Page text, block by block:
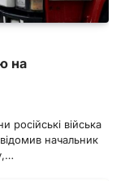
на
війська
начальник